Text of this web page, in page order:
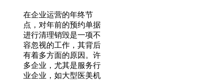
在企业运营的年终节
点，对年前的预约单据
进行清理销毁是一项不
容忽视的工作，其背后
有着多方面的原因。许
多企业，尤其是服务行
业企业，如大型医美机